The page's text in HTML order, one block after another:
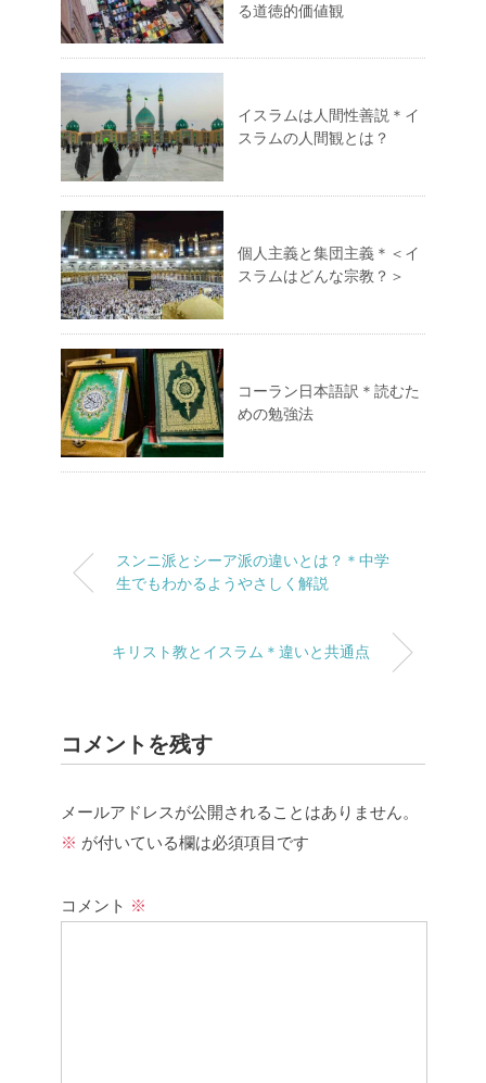
る道徳的価値観
イスラムは人間性善説＊イ
スラムの人間観とは？
個人主義と集団主義＊＜イ
スラムはどんな宗教？＞
コーラン日本語訳＊読むた
めの勉強法
スンニ派とシーア派の違いとは？＊中学
生でもわかるようやさしく解説
キリスト教とイスラム＊違いと共通点
コメントを残す
メールアドレスが公開されることはありません。
※ が付いている欄は必須項目です
コメント ※